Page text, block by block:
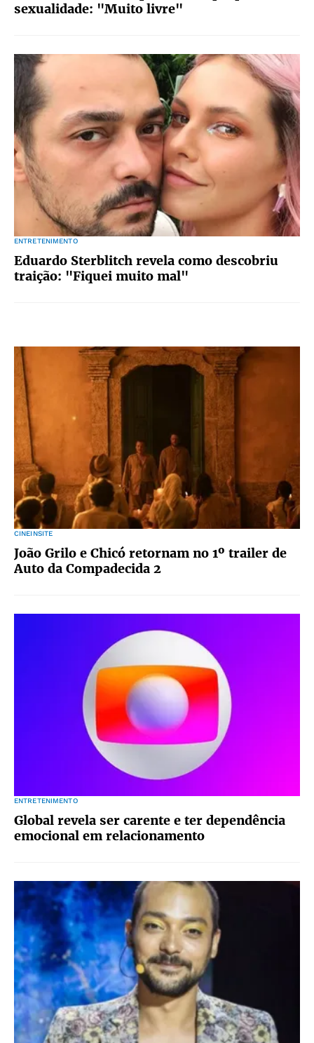
sexualidade: "Muito livre"
ENTRETENIMENTO
Eduardo Sterblitch revela como descobriu
traição: "Fiquei muito mal"
CINEINSITE
João Grilo e Chicó retornam no 1º trailer de
Auto da Compadecida 2
ENTRETENIMENTO
Global revela ser carente e ter dependência
emocional em relacionamento